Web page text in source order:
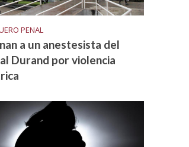
PENAL
a un anestesista del
Durand por violencia